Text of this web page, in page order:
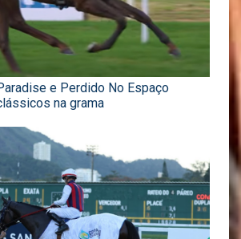
e Perdido No Espaço
na grama